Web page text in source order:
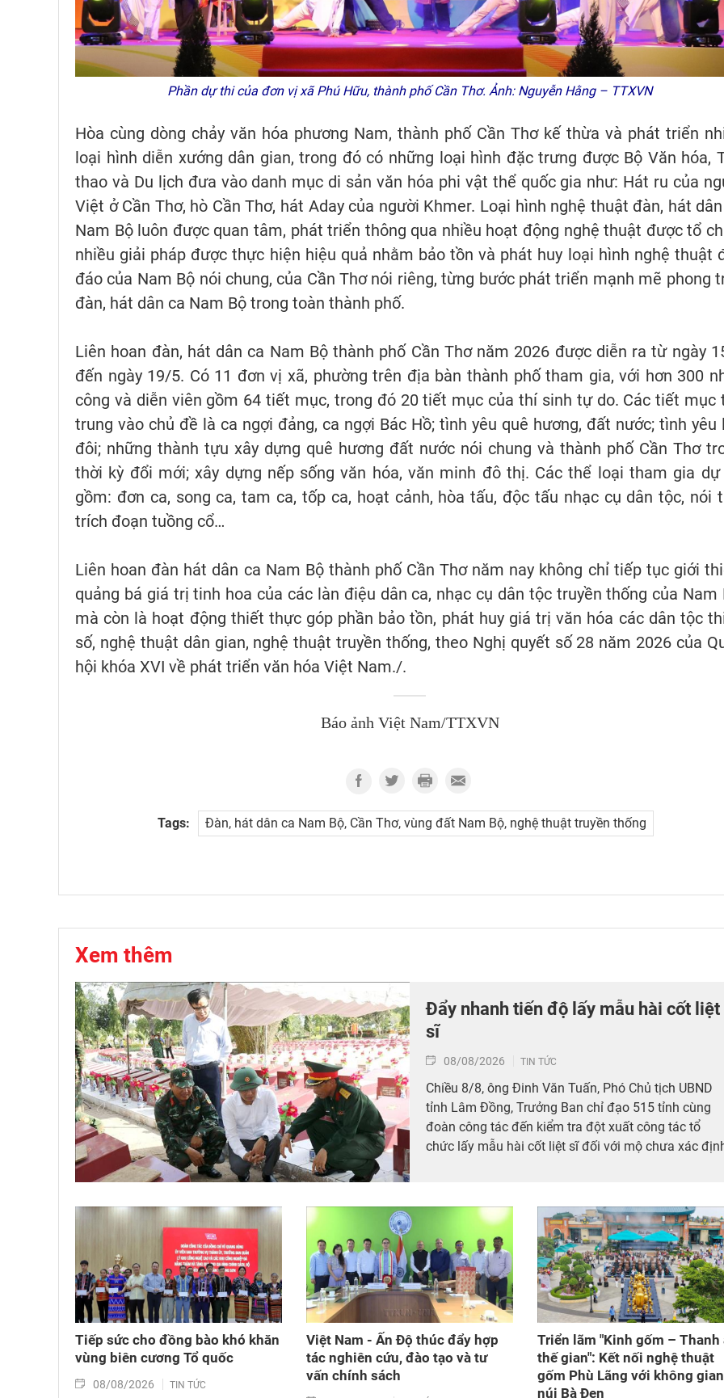
Phần dự thi của đơn vị xã Phú Hữu, thành phố Cần Thơ. Ảnh: Nguyễn Hằng – TTXVN
Hòa cùng dòng chảy văn hóa phương Nam, thành phố Cần Thơ kế thừa và phát triển
loại hình diễn xướng dân gian, trong đó có những loại hình đặc trưng được Bộ Văn hóa,
thao và Du lịch đưa vào danh mục di sản văn hóa phi vật thể quốc gia như: Hát ru của
Việt ở Cần Thơ, hò Cần Thơ, hát Aday của người Khmer. Loại hình nghệ thuật đàn, hát
Nam Bộ luôn được quan tâm, phát triển thông qua nhiều hoạt động nghệ thuật được tổ
nhiều giải pháp được thực hiện hiệu quả nhằm bảo tồn và phát huy loại hình nghệ thuật
đáo của Nam Bộ nói chung, của Cần Thơ nói riêng, từng bước phát triển mạnh mẽ phong
đàn, hát dân ca Nam Bộ trong toàn thành phố.
Liên hoan đàn, hát dân ca Nam Bộ thành phố Cần Thơ năm 2026 được diễn ra từ ngày
đến ngày 19/5. Có 11 đơn vị xã, phường trên địa bàn thành phố tham gia, với hơn 300
công và diễn viên gồm 64 tiết mục, trong đó 20 tiết mục của thí sinh tự do. Các tiết mục
trung vào chủ đề là ca ngợi đảng, ca ngợi Bác Hồ; tình yêu quê hương, đất nước; tình yêu
đôi; những thành tựu xây dựng quê hương đất nước nói chung và thành phố Cần Thơ
thời kỳ đổi mới; xây dựng nếp sống văn hóa, văn minh đô thị. Các thể loại tham gia
gồm: đơn ca, song ca, tam ca, tốp ca, hoạt cảnh, hòa tấu, độc tấu nhạc cụ dân tộc, nói
trích đoạn tuồng cổ…
Liên hoan đàn hát dân ca Nam Bộ thành phố Cần Thơ năm nay không chỉ tiếp tục giới
quảng bá giá trị tinh hoa của các làn điệu dân ca, nhạc cụ dân tộc truyền thống của Nam
mà còn là hoạt động thiết thực góp phần bảo tồn, phát huy giá trị văn hóa các dân tộc
số, nghệ thuật dân gian, nghệ thuật truyền thống, theo Nghị quyết số 28 năm 2026 của
hội khóa XVI về phát triển văn hóa Việt Nam./.
Báo ảnh Việt Nam/TTXVN
Tags: Đàn, hát dân ca Nam Bộ, Cần Thơ, vùng đất Nam Bộ, nghệ thuật truyền thống
Xem thêm
Đẩy nhanh tiến độ lấy mẫu hài cốt liệt
sĩ
08/08/2026 TIN TỨC
Chiều 8/8, ông Đinh Văn Tuấn, Phó Chủ tịch UBND
tỉnh Lâm Đồng, Trưởng Ban chỉ đạo 515 tỉnh cùng
đoàn công tác đến kiểm tra đột xuất công tác tổ
chức lấy mẫu hài cốt liệt sĩ đối với mộ chưa xác
tham gia công tác lấy mẫu tại đây.
Tiếp sức cho đồng bào khó khăn
vùng biên cương Tổ quốc
08/08/2026 TIN TỨC
Việt Nam - Ấn Độ thúc đẩy hợp
tác nghiên cứu, đào tạo và tư
vấn chính sách
Triển lãm "Kinh gốm – Thanh
thế gian": Kết nối nghệ thuật
gốm Phù Lãng với không gian
núi Bà Đen